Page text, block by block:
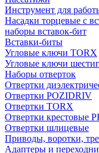
Инструмент для
Насадки торцевые с
наборы вставок-бит
Вставки-биты
Угловые ключи TORX
Угловые ключи
Наборы отверток
Отвертки
Отвертки POZIDRIV
Отвертки TORX
Отвертки крестовые
Отвертки шлицевые
Приводы, воротки,
Адаптеры и